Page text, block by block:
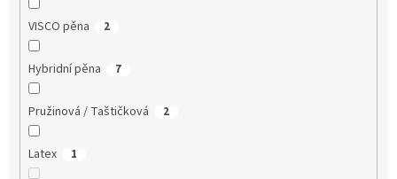
VISCO pěna 2
Hybridní pěna 7
Pružinová / Taštičková 2
Latex 1